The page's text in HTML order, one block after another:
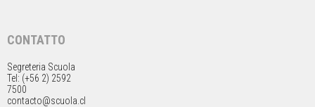
CONTATTO
Segreteria Scuola
Tel: (+56 2) 2592
7500
contacto@scuola.cl